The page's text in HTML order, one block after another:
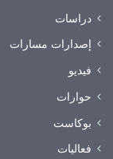
دراسات
إصدارات مسارات
فيديو
حوارات
بوكاست
فعاليات